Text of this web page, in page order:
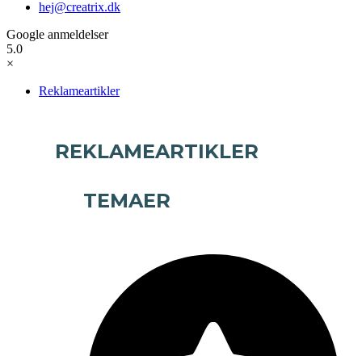
hej@creatrix.dk
Google anmeldelser
5.0
×
Reklameartikler
REKLAMEARTIKLER
TEMAER